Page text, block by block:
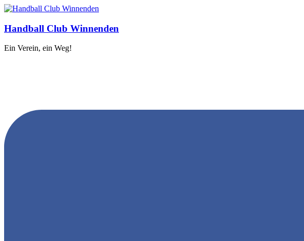
Handball Club Winnenden
Ein Verein, ein Weg!